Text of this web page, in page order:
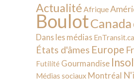
Actualité Afrique
BoulotCanada
Dans les médias EnTransit.ca
États d'âmes Europe
Futilité Gourmandise
Médias sociaux Montréal